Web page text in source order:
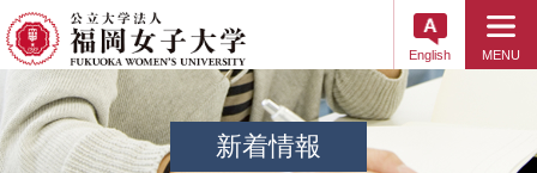
MENU
English
新着情報